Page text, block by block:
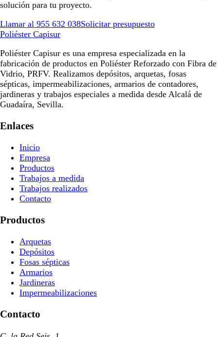
solución para tu proyecto.
Llamar al 955 632 038Solicitar presupuesto
Poliéster Capisur
Poliéster Capisur es una empresa especializada en la
fabricación de productos en Poliéster Reforzado con Fibra de
Vidrio, PRFV. Realizamos depósitos, arquetas, fosas
sépticas, impermeabilizaciones, armarios de contadores,
jardineras y trabajos especiales a medida desde Alcalá de
Guadaíra, Sevilla.
Enlaces
Inicio
Empresa
Productos
Trabajos a medida
Trabajos realizados
Contacto
Productos
Arquetas
Depósitos
Fosas sépticas
Armarios
Jardineras
Impermeabilizaciones
Contacto